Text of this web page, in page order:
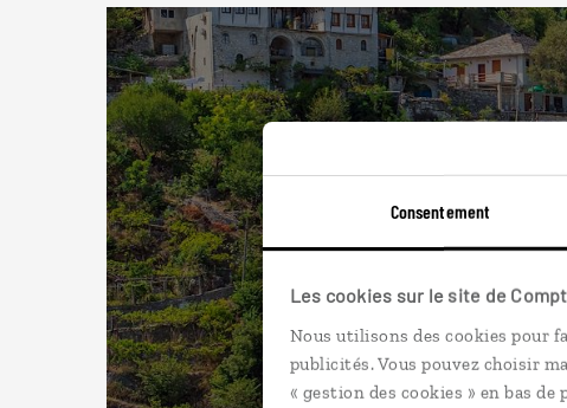
Consentement
Les cookies sur le site de
Nous utilisons des cookies pour
publicités. Vous pouvez choisir
« gestion des cookies » en bas de